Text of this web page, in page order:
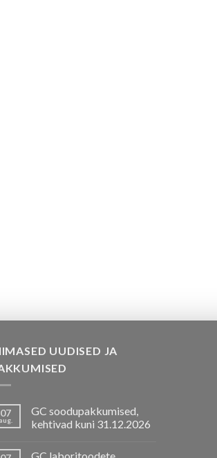
UUDISED JA
07
aug.
GC soodupakkumised,
kehtivad kuni 31.12.2026
GC laboritoodete